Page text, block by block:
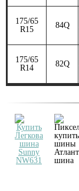
175/65
R15
84Q
175/65
R14
82Q